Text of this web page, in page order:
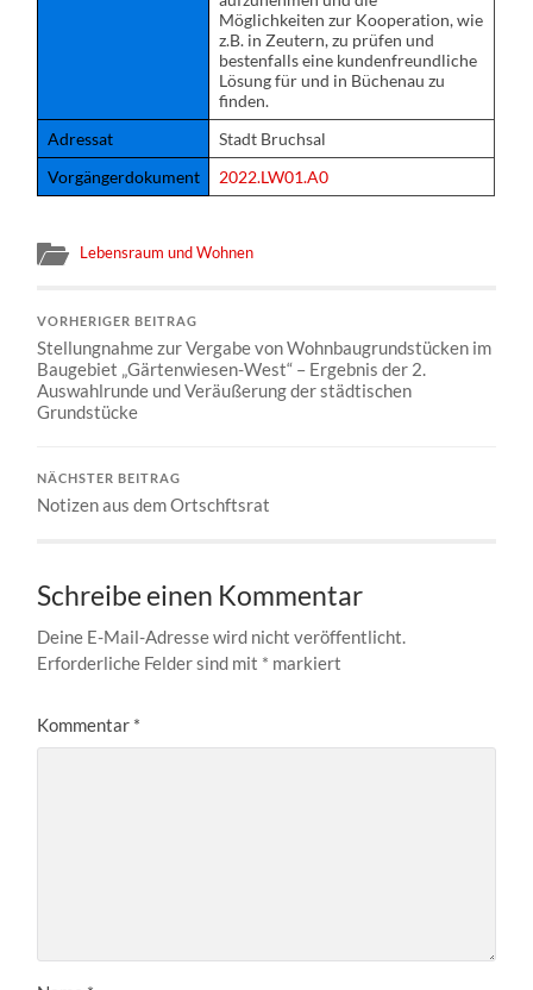
Möglichkeiten zur Kooperation, wie
z.B. in Zeutern, zu prüfen und
bestenfalls eine kundenfreundliche
Lösung für und in Büchenau zu
finden.
Adressat
Stadt Bruchsal
Vorgängerdokument
2022.LW01.A0
Lebensraum und Wohnen
VORHERIGER BEITRAG
Stellungnahme zur Vergabe von Wohnbaugrundstücken im
Baugebiet „Gärtenwiesen-West“ – Ergebnis der 2.
Auswahlrunde und Veräußerung der städtischen
Grundstücke
NÄCHSTER BEITRAG
Notizen aus dem Ortschftsrat
Schreibe einen Kommentar
Deine E-Mail-Adresse wird nicht veröffentlicht.
Erforderliche Felder sind mit * markiert
Kommentar *